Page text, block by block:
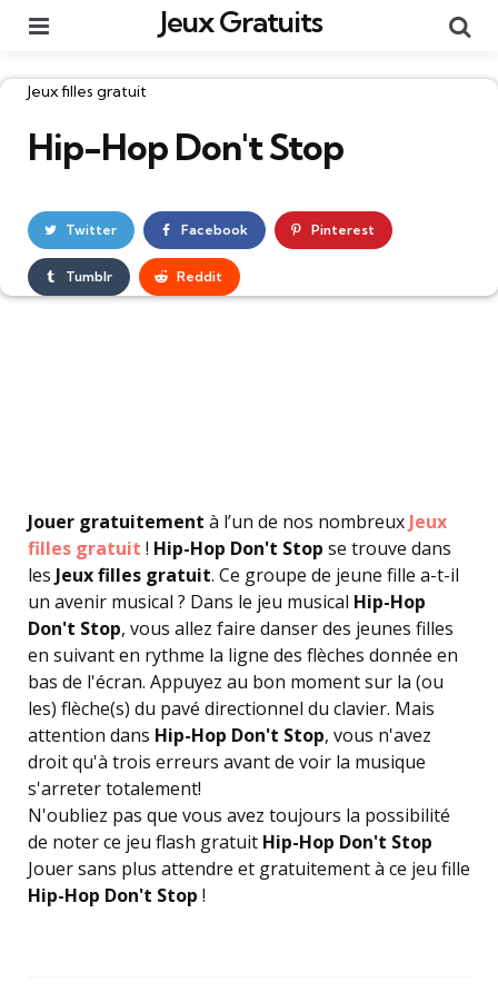
Jeux Gratuits
Catégories
Jeux filles gratuit
Hip-Hop Don't Stop
Twitter Facebook Pinterest
Tumblr Reddit
Jouer gratuitement à l’un de nos nombreux Jeux
filles gratuit ! Hip-Hop Don't Stop se trouve dans
les Jeux filles gratuit. Ce groupe de jeune fille a-t-il
un avenir musical ? Dans le jeu musical Hip-Hop
Don't Stop, vous allez faire danser des jeunes filles
en suivant en rythme la ligne des flèches donnée en
bas de l'écran. Appuyez au bon moment sur la (ou
les) flèche(s) du pavé directionnel du clavier. Mais
attention dans Hip-Hop Don't Stop, vous n'avez
droit qu'à trois erreurs avant de voir la musique
s'arreter totalement!
N'oubliez pas que vous avez toujours la possibilité
de noter ce jeu flash gratuit Hip-Hop Don't Stop
Jouer sans plus attendre et gratuitement à ce jeu fille
Hip-Hop Don't Stop !